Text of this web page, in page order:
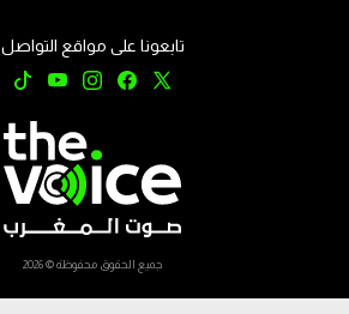
تابعونا على مواقع التواصل
جميع الحقوق محفوظة © 2026